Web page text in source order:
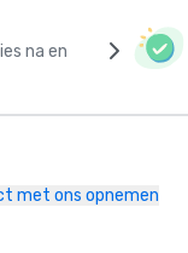
na en
met ons opnemen